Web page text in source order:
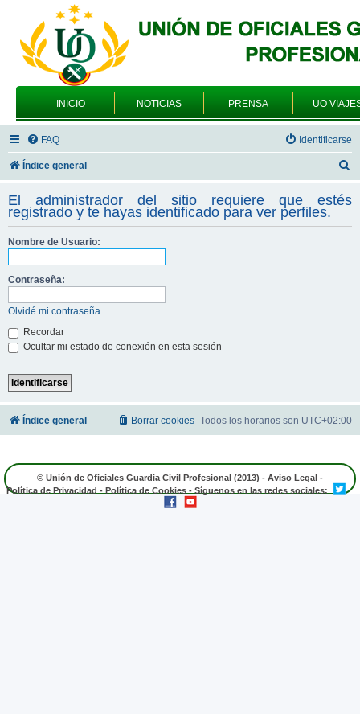
INICIO NOTICIAS PRENSA UO
FAQ Identificarse
Índice general
s
c
El administrador del sitio requiere que estés
registrado y te hayas identificado para ver perfiles.
Nombre de Usuario:
Contraseña:
Olvidé mi contraseña
Recordar
Ocultar mi estado de conexión en esta sesión
Índice general Todos los horarios son UTC+02:00
Borrar cookies
© Unión de Oficiales Guardia Civil Profesional (2013) - Aviso Legal -
Política de Privacidad - Política de Cookies - Síguenos en las redes sociales: